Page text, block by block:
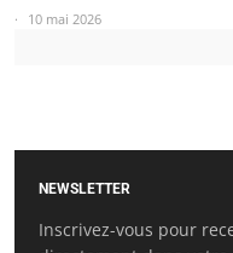
10 mai 2026
NEWSLETTER
Inscrivez-vous pour